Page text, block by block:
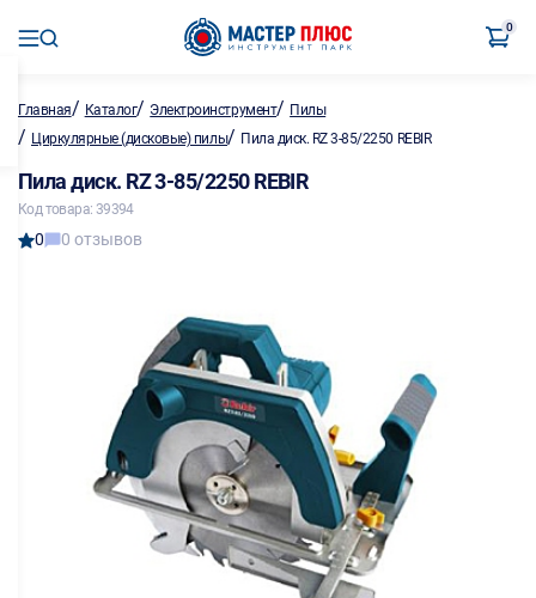
0
Главная/ Каталог/ Электроинструмент/ Пилы
/ Циркулярные (дисковые) пилы/ Пила диск. RZ 3-85/2250 REBIR
Пила диск. RZ 3-85/2250 REBIR
Код товара: 39394
0 0 отзывов